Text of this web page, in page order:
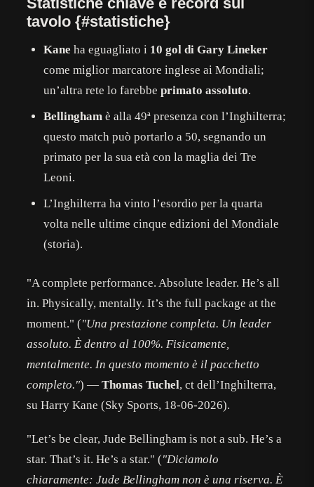
tavolo {#statistiche}
Kane ha eguagliato i 10 gol di Gary Lineker
come miglior marcatore inglese ai Mondiali;
un’altra rete lo farebbeprimato assoluto.
Bellingham è alla 49ª presenza con l’Inghilterra;
questo match può portarlo a 50, segnando un
primato per la sua età con la maglia dei Tre
Leoni.
L’Inghilterra ha vinto l’esordio per la quarta
volta nelle ultime cinque edizioni del Mondiale
(storia).
"A complete performance. Absolute leader. He’s all
in. Physically, mentally. It’s the full package at the
moment." ("Una prestazione completa. Un leader
assoluto. È dentro al 100%. Fisicamente,
mentalmente. In questo momento è il pacchetto
completo.") —Thomas Tuchel, ct dell’Inghilterra,
su Harry Kane (Sky Sports, 18-06-2026).
"Let’s be clear, Jude Bellingham is not a sub. He’s a
star. That’s it. He’s a star." ("Diciamolo
chiaramente: Jude Bellingham non è una riserva. È